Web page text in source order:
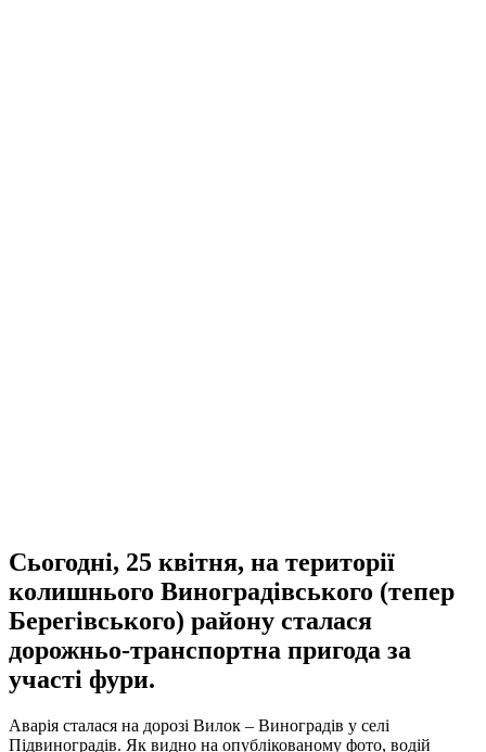
Сьогодні, 25 квітня, на території
колишнього Виноградівського (тепер
Берегівського) району сталася
дорожньо-транспортна пригода за
участі фури.
Аварія сталася на дорозі Вилок – Виноградів у селі
Підвиноградів. Як видно на опублікованому фото, водій